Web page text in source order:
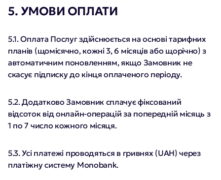
5. УМОВИ ОПЛАТИ
5.1. Оплата Послуг здійснюється на основі тарифних
планів (щомісячно, кожні 3, 6 місяців або щорічно) з
автоматичним поновленням, якщо Замовник не
скасує підписку до кінця оплаченого періоду.
5.2. Додатково Замовник сплачує фіксований
відсоток від онлайн-операцій за попередній місяць з
1 по 7 число кожного місяця.
5.3. Усі платежі проводяться в гривнях (UAH) через
платіжну систему Monobank.